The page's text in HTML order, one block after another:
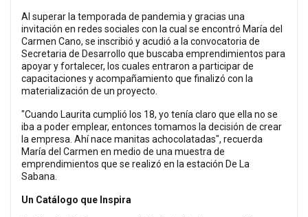
Al superar la temporada de pandemia y gracias una
invitación en redes sociales con la cual se encontró María del
Carmen Cano, se inscribió y acudió a la convocatoria de
Secretaria de Desarrollo que buscaba emprendimientos para
apoyar y fortalecer, los cuales entraron a participar de
capacitaciones y acompañamiento que finalizó con la
materialización de un proyecto.
"Cuando Laurita cumplió los 18, yo tenía claro que ella no se
iba a poder emplear, entonces tomamos la decisión de crear
la empresa. Ahí nace manitas achocolatadas", recuerda
María del Carmen en medio de una muestra de
emprendimientos que se realizó en la estación De La
Sabana.
Un Catálogo que Inspira